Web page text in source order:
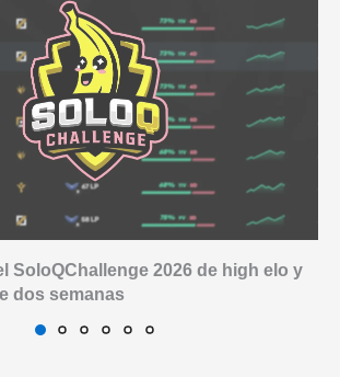
SoloQChallenge 2026 de high elo y
dos semanas